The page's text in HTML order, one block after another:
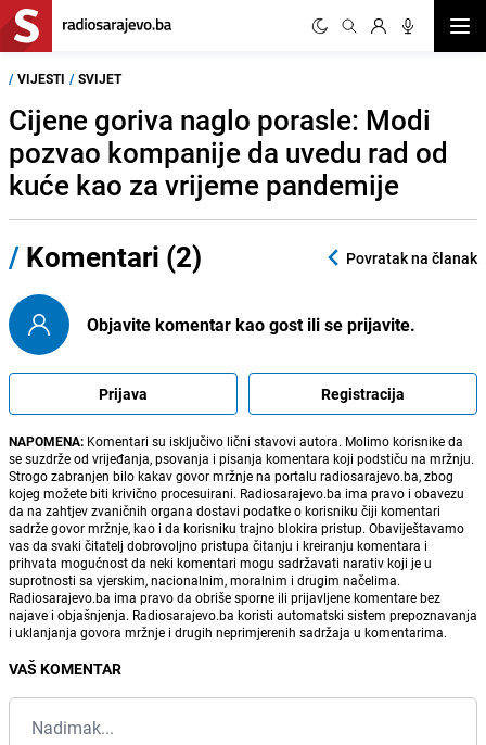
/ VIJESTI / SVIJET
Cijene goriva naglo porasle: Modi
pozvao kompanije da uvedu rad od
kuće kao za vrijeme pandemije
/ Komentari (2) Povratak na članak
Objavite komentar kao gost ili se prijavite.
Prijava Registracija
NAPOMENA: Komentari su isključivo lični stavovi autora. Molimo korisnike da
se suzdrže od vrijeđanja, psovanja i pisanja komentara koji podstiču na mržnju.
Strogo zabranjen bilo kakav govor mržnje na portalu radiosarajevo.ba, zbog
kojeg možete biti krivično procesuirani. Radiosarajevo.ba ima pravo i obavezu
da na zahtjev zvaničnih organa dostavi podatke o korisniku čiji komentari
sadrže govor mržnje, kao i da korisniku trajno blokira pristup. Obaviještavamo
vas da svaki čitatelj dobrovoljno pristupa čitanju i kreiranju komentara i
prihvata mogućnost da neki komentari mogu sadržavati narativ koji je u
suprotnosti sa vjerskim, nacionalnim, moralnim i drugim načelima.
Radiosarajevo.ba ima pravo da obriše sporne ili prijavljene komentare bez
najave i objašnjenja. Radiosarajevo.ba koristi automatski sistem prepoznavanja
i uklanjanja govora mržnje i drugih neprimjerenih sadržaja u komentarima.
VAŠ KOMENTAR